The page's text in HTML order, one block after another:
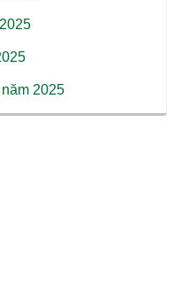
2025